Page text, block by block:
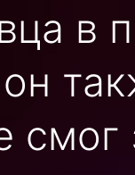
в
он
смог